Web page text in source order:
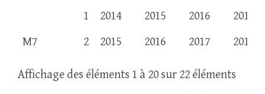
1
2014 2015 2016
2017
M7
2 2015 2016 2017 2018
Affichage des éléments 1 à 20 sur 22 éléments